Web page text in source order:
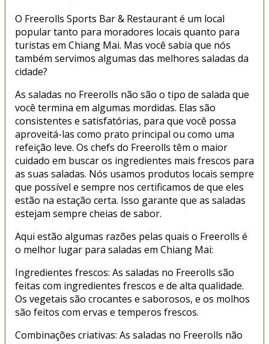
O Freerolls Sports Bar & Restaurant é um local
popular tanto para moradores locais quanto para
turistas em Chiang Mai. Mas você sabia que nós
também servimos algumas das melhores saladas da
cidade?
As saladas no Freerolls não são o tipo de salada que
você termina em algumas mordidas. Elas são
consistentes e satisfatórias, para que você possa
aproveitá-las como prato principal ou como uma
refeição leve. Os chefs do Freerolls têm o maior
cuidado em buscar os ingredientes mais frescos para
as suas saladas. Nós usamos produtos locais sempre
que possível e sempre nos certificamos de que eles
estão na estação certa. Isso garante que as saladas
estejam sempre cheias de sabor.
Aqui estão algumas razões pelas quais o Freerolls é
o melhor lugar para saladas em Chiang Mai:
Ingredientes frescos: As saladas no Freerolls são
feitas com ingredientes frescos e de alta qualidade.
Os vegetais são crocantes e saborosos, e os molhos
são feitos com ervas e temperos frescos.
Combinações criativas: As saladas no Freerolls não